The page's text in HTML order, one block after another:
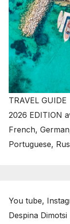
TRAVEL GUIDE
2026 EDITION
French,
Portuguese,
You tube,
Despina Dimotsi